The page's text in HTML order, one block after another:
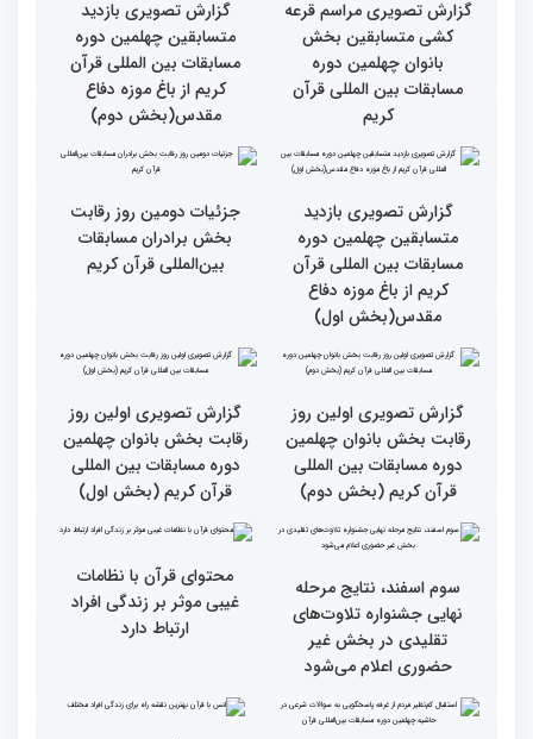
رقابت بخش برادران
چهلمین دوره مسابقات
بین‌المللی قرآن کریم(بخش
دوم)
رقابت بخش برادران
چهلمین دوره مسابقات
بین‌المللی قرآن کریم(بخش
اول)
کشی متسابقین بخش
بانوان چهلمین دوره
مسابقات بین المللی قرآن
کریم
متسابقین چهلمین دوره
مسابقات بین المللی قرآن
کریم از باغ موزه دفاع
متسابقین چهلمین دوره
مسابقات بین المللی قرآن
کریم از باغ موزه دفاع
مقدس(بخش اول)
بخش برادران مسابقات
بین‌المللی قرآن کریم
گزارش تصویری اولین روز
رقابت بخش بانوان چهلمین
دوره مسابقات بین المللی
قرآن کریم (بخش دوم)
گزارش تصویری اولین روز
رقابت بخش بانوان چهلمین
دوره مسابقات بین المللی